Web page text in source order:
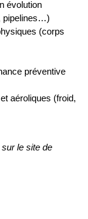
évolution
pipelines…)
(corps
préventive
aéroliques (froid,
le site de